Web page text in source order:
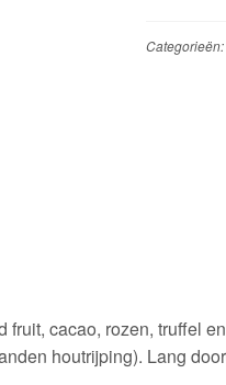
Categorieën:
cacao, rozen, truffel
houtrijping). Lang